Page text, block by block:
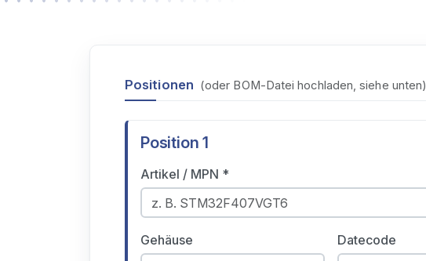
Positionen (oder BOM-Datei hochladen, siehe unten)
Position1
Artikel / MPN *
Gehäuse Datecode